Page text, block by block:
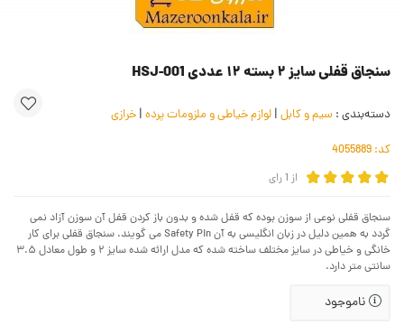
سنجاق قفلی سایز ۲ بسته ۱۲ عددی HSJ-001
دسته‌بندی : سیم و کابل | لوازم خیاطی و ملزومات پرده | خرازی
کد:
از 1رای
سنجاق قفلی نوعی از سوزن بوده که قفل شده و بدون باز کردن قفل آن سوزن آزاد نمی
گردد به همین دلیل در زبان انگلیسی به آن Safety Pin‌ می گویند. سنجاق قفلی برای کار
خانگی و خیاطی در سایز مختلف ساخته شده که مدل ارائه شده سایز ۲ و طول معادل ۳.۵
سانتی متر دارد.
ناموجود